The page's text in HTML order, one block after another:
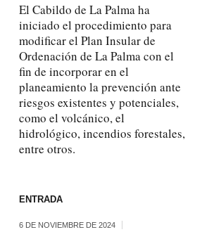
El Cabildo de La Palma ha
iniciado el procedimiento para
modificar el Plan Insular de
Ordenación de La Palma con el
fin de incorporar en el
planeamiento la prevención ante
riesgos existentes y potenciales,
como el volcánico, el
hidrológico, incendios forestales,
entre otros.
ENTRADA
6 DE NOVIEMBRE DE 2024